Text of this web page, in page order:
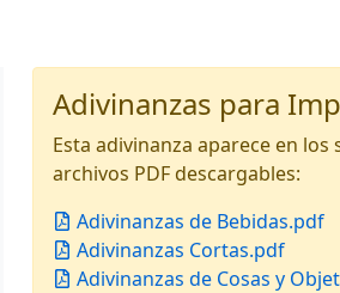
Adivinanzas para
Esta adivinanza aparece en los
archivos PDF descargables:
Adivinanzas de Bebidas.pdf
Adivinanzas Cortas.pdf
Adivinanzas de Cosas y